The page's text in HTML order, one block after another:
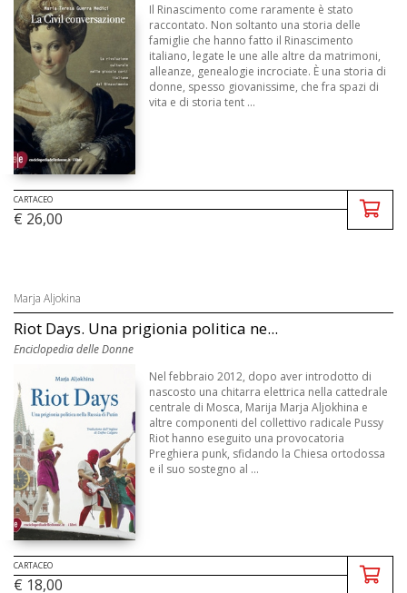
Il Rinascimento come raramente è stato
raccontato. Non soltanto una storia delle
famiglie che hanno fatto il Rinascimento
italiano, legate le une alle altre da matrimoni,
alleanze, genealogie incrociate. È una storia di
donne, spesso giovanissime, che fra spazi di
vita e di storia tent ...
CARTACEO
€ 26,00
Marja Aljokina
Riot Days. Una prigionia politica ne...
Enciclopedia delle Donne
Nel febbraio 2012, dopo aver introdotto di
nascosto una chitarra elettrica nella cattedrale
centrale di Mosca, Marija Marja Aljokhina e
altre componenti del collettivo radicale Pussy
Riot hanno eseguito una provocatoria
Preghiera punk, sfidando la Chiesa ortodossa
e il suo sostegno al ...
CARTACEO
€ 18,00